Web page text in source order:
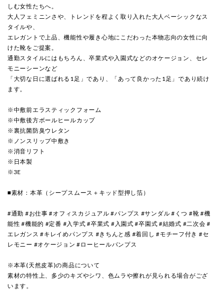
しむ女性たちへ。
大人フェミニンさや、トレンドを程よく取り入れた大人ベーシックなス
タイルや、
エレガントで上品、機能性や履き心地にこだわった本物志向の女性に向
けた靴をご提案。
通勤スタイルにはもちろん、卒業式や入園式などのオケージョン、セレ
モニーシーンなど
「大切な日に選ばれる1足」であり、「あって良かった1足」であり続け
ます。
※中敷前エラスティックフォーム
※中敷後方ボールヒールカップ
※裏抗菌防臭ウレタン
※ノンスリップ中敷き
※消音リフト
※日本製
※3E
■素材：本革（シープスムース＋キッド型押し箔）
#通勤 #お仕事 #オフィスカジュアル #パンプス #サンダル #くつ #靴 #機
能性 #機能的 #定番 #入学式 #卒業式 #入園式 #卒園式 #結婚式 #二次会 #
エレガンス #キレイめパンプス #きちんと感 #着回し #モチーフ付き #セ
レモニー #オケージョン #ローヒールパンプス
※本革(天然皮革)の商品について
素材の特性上、多少のキズやシワ、色ムラや擦れが見られる場合がござ
います。